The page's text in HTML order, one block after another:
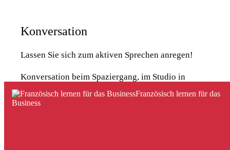
Konversation
Lassen Sie sich zum aktiven Sprechen anregen!
Konversation beim Spaziergang, im Studio in
Berlin-Schöneberg, weltweit am Arbeits- oder
Urlaubsort und natürlich Online auf der ganzen
Le vin bleu de Monsieur Dupont – Französische
Kurzgeschichten
Französisch lernen für das
Business